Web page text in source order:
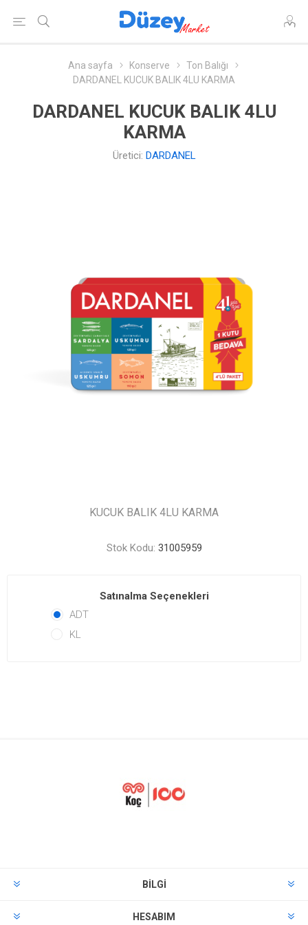
Ana sayfa Konserve
Ton Balığı
DARDANEL KUCUK BALIK 4LU KARMA
DARDANEL KUCUK BALIK 4LU
KARMA
Üretici: DARDANEL
KUCUK BALIK 4LU KARMA
Stok Kodu: 31005959
Satınalma Seçenekleri
ADT
KL
BILGI
HESABIM